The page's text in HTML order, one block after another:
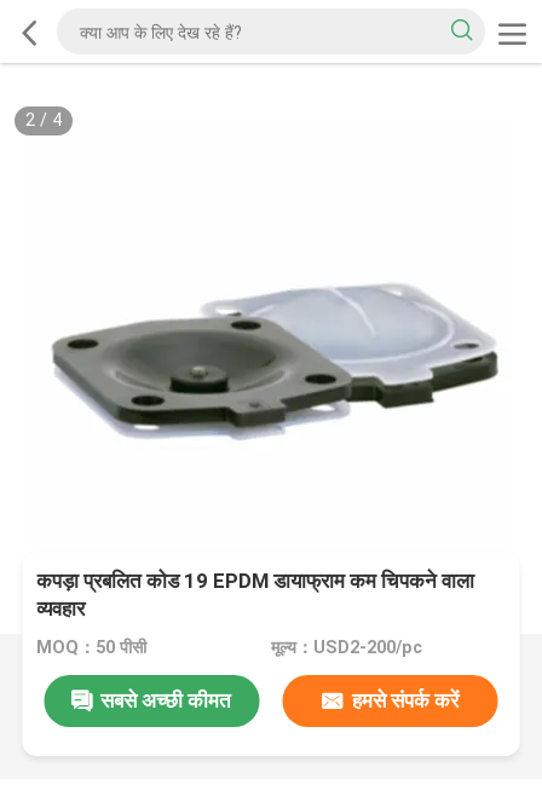
2/ 4
कपड़ा प्रबलित कोड 19 EPDM डायाफ्राम कम चिपकने वाला
व्यवहार
MOQ：50 पीसी मूल्य：USD2-200/pc
सबसे अच्छी कीमत हमसे संपर्क करें